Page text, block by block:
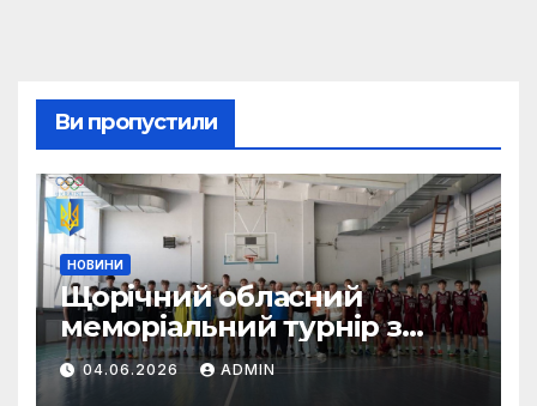
Ви пропустили
НОВИНИ
Щорічний обласний
меморіальний турнір з
баскетболу пам’яті тренера
Віктора Водовоза.
04.06.2026 ADMIN